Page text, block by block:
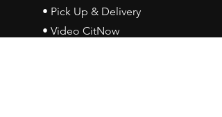
• Pick Up & Delivery
• Video CitNow